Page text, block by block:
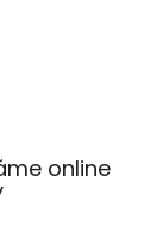
online